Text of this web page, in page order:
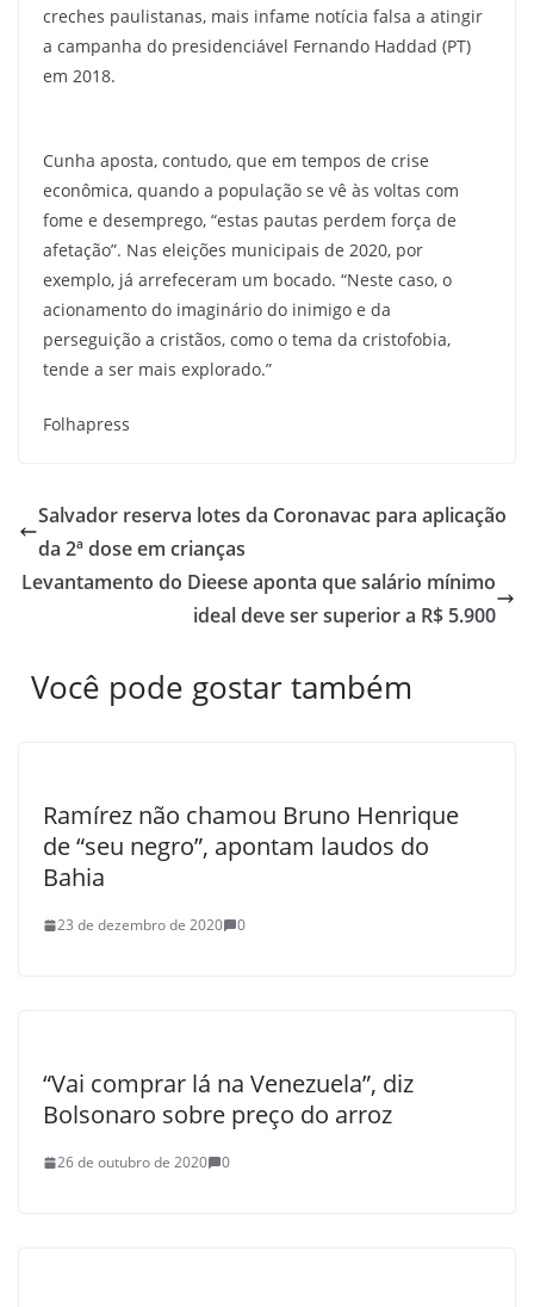
creches paulistanas, mais infame notícia falsa a atingir
a campanha do presidenciável Fernando Haddad (PT)
em 2018.
Cunha aposta, contudo, que em tempos de crise
econômica, quando a população se vê às voltas com
fome e desemprego, “estas pautas perdem força de
afetação”. Nas eleições municipais de 2020, por
exemplo, já arrefeceram um bocado. “Neste caso, o
acionamento do imaginário do inimigo e da
perseguição a cristãos, como o tema da cristofobia,
tende a ser mais explorado.”
Folhapress
Salvador reserva lotes da Coronavac para aplicação
da 2ª dose em crianças
Levantamento do Dieese aponta que salário mínimo
ideal deve ser superior a R$ 5.900
Você pode gostar também
Ramírez não chamou Bruno Henrique
de “seu negro”, apontam laudos do
Bahia
23 de dezembro de 2020 0
“Vai comprar lá na Venezuela”, diz
Bolsonaro sobre preço do arroz
26 de outubro de 2020 0